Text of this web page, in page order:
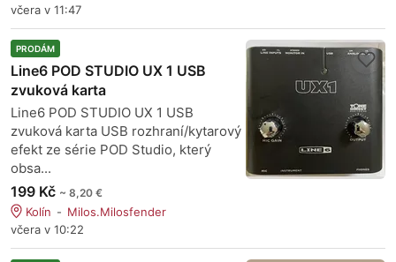
včera v 11:47
PRODÁM
Line6 POD STUDIO UX 1 USB
zvuková karta
Line6 POD STUDIO UX 1 USB
zvuková karta USB rozhraní/kytarový
efekt ze série POD Studio, který
obsa...
199 Kč ~ 8,20 €
Kolín
Milos.Milosfender
včera v 10:22